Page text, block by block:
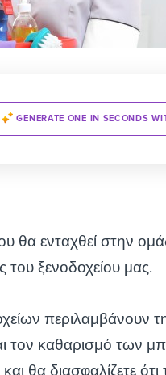
GENERATE ONE IN SECONDS
θα ενταχθεί στην
του ξενοδοχείου μας.
περιλαμβάνουν
τον καθαρισμό των
θα διασφαλίζετε ότι